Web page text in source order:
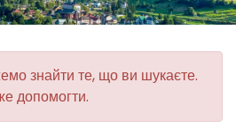
знайти те, що ви шукаєте.
допомогти.